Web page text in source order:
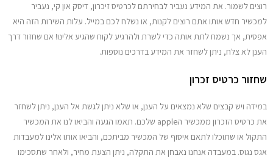
רוצים לשמור. את המידע נעביר לבחירתם לכרטיס זיכרון, דיסק און קי, נעביר
למכשיר חדש אותו אתם רוצים לקנות, או נשלח לכם במייל. עלות השירות הזה היא
אפסית, אך נשמח לתת אותה כדי לשרת ולהרגיע לקוח שהגיע אלינו! אם שחזור דרך
הענן לא צלח, ניתן לשחזר את המידע בדרכים נוספות.
שחזור כרטיס זכרון
במידה ויש קבצים שלא נמצאים על הענן, או שלא ניתן לגשת אל הענן, ניתן לשחזר
את כרטיס הזכרון ממכשיר הapple שלכם. תאמו הגעה והביאו לנו את המכשיר
התקול או שתוכלו לתאם איסוף של המכשיר מביתכם, והביאו אותו אלינו למעבדות
אגס נגוס. במעבדה אנחנו נאבחן את התקלה, ניתן הצעת מחיר, ולאחר שתסכימו